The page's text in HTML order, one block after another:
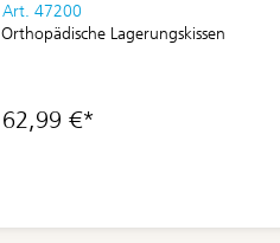
Art. 47200
Orthopädische Lagerungskissen
62,99 €*